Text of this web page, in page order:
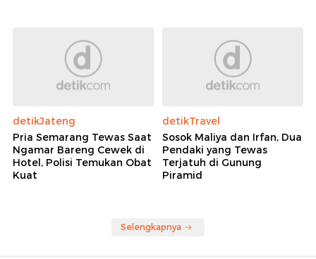
detikJateng
Pria Semarang Tewas Saat
Ngamar Bareng Cewek di
Hotel, Polisi Temukan Obat
Kuat
detikTravel
Sosok Maliya dan Irfan, Dua
Pendaki yang Tewas
Terjatuh di Gunung
Piramid
Selengkapnya